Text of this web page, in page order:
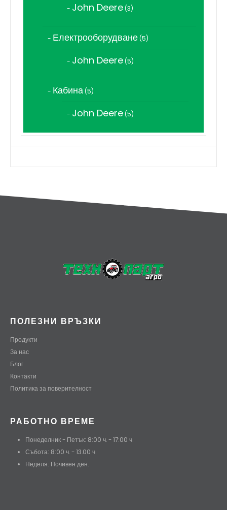
John Deere 33
Електрооборудване 55
John Deere 55
Кабина 55
John Deere 55
ПОЛЕЗНИ ВРЪЗКИ
Продукти
За нас
Блог
Контакти
Политика за поверителност
РАБОТНО ВРЕМЕ
Понеделник - Петък: 8:00 ч. - 17:00 ч.
Събота: 8:00 ч. - 13.00 ч.
Неделя: Почивен ден.